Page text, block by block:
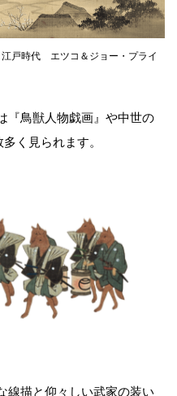
戸時代 エツコ＆ジョー・プライ
『鳥獣人物戯画』や中世の
く見られます。
線描と仰々しい武家の装い